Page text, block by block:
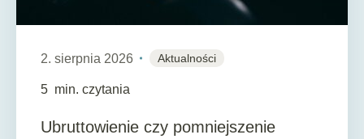
2. sierpnia 2026 Aktualności
5 min. czytania
Ubruttowienie czy pomniejszenie